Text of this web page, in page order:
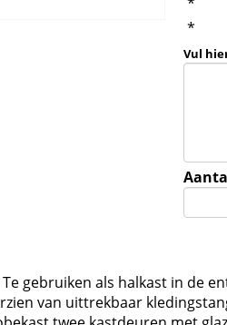
*
Vul
gebruiken als halkast in de
van uittrekbaar